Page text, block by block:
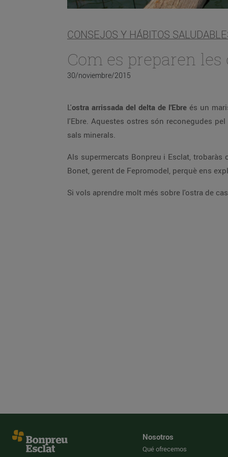
CONSEJOS Y HÁBITOS
Com es preparen les
30/noviembre/2015
L'ostra arrissada del delta de l'Ebre és un
l'Ebre. Aquestes ostres són reconegudes
sals minerals.
Als supermercats Bonpreu i Esclat,
Bonet, gerent de Fepromodel, perquè ens
Si vols aprendre molt més sobre l'ostra de
Nosotros
Qué ofrecemos